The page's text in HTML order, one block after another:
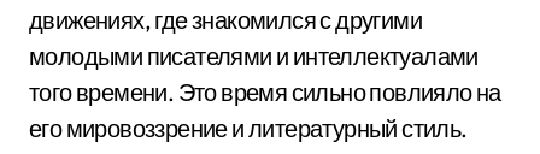
движениях, где знакомился с другими
молодыми писателями и интеллектуалами
того времени. Это время сильно повлияло на
его мировоззрение и литературный стиль.